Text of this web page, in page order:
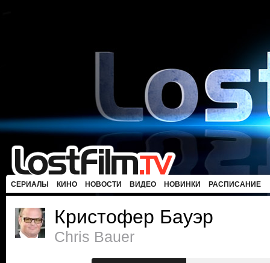
СЕРИАЛЫ КИНО НОВОСТИ ВИДЕО НОВИНКИ РАСПИСАНИЕ
Кристофер Бауэр
Chris Bauer